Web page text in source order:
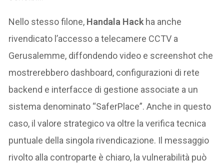
Nello stesso filone, Handala Hack ha anche
rivendicato l’accesso a telecamere CCTV a
Gerusalemme, diffondendo video e screenshot che
mostrerebbero dashboard, configurazioni di rete
backend e interfacce di gestione associate a un
sistema denominato “SaferPlace”. Anche in questo
caso, il valore strategico va oltre la verifica tecnica
puntuale della singola rivendicazione. Il messaggio
rivolto alla controparte è chiaro, la vulnerabilità può